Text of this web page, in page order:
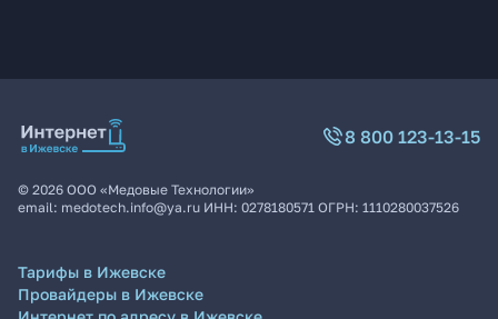
8 800 123-13-15
© 2026 ООО «Медовые Технологии»
email: medotech.info@ya.ru ИНН: 0278180571 ОГРН: 1110280037526
Тарифы в Ижевске
Провайдеры в Ижевске